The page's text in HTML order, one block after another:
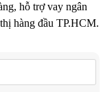
hỗ trợ vay ngân
hàng đầu TP.HCM.